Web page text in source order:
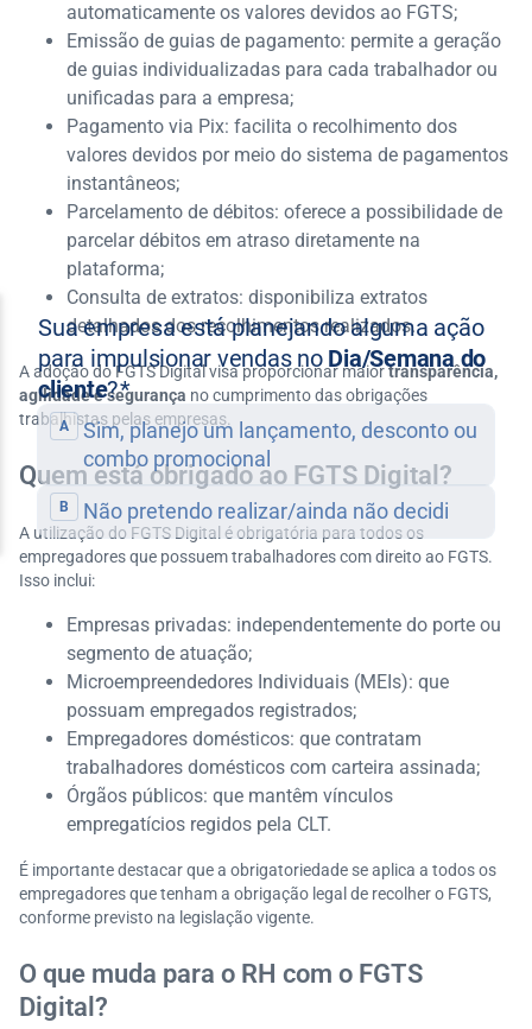
automaticamente os valores devidos ao FGTS;
Emissão de guias de pagamento: permite a geração
de guias individualizadas para cada trabalhador ou
unificadas para a empresa;
Pagamento via Pix: facilita o recolhimento dos
valores devidos por meio do sistema de pagamentos
instantâneos;
Parcelamento de débitos: oferece a possibilidade de
parcelar débitos em atraso diretamente na
plataforma;
Consulta de extratos: disponibiliza extratos
detalhados dos recolhimentos realizados.​
A adoção do FGTS Digital visa proporcionar maiortransparência,
agilidade e segurança no cumprimento das obrigações
trabalhistas pelas empresas.​
Quem está obrigado ao FGTS Digital?
A utilização do FGTS Digital é obrigatória para todos os
empregadores que possuem trabalhadores com direito ao FGTS.
Isso inclui:​
Empresas privadas: independentemente do porte ou
segmento de atuação;
Microempreendedores Individuais (MEIs): que
possuam empregados registrados;
Empregadores domésticos: que contratam
trabalhadores domésticos com carteira assinada;
Órgãos públicos: que mantêm vínculos
empregatícios regidos pela CLT.​
É importante destacar que a obrigatoriedade se aplica a todos os
empregadores que tenham a obrigação legal de recolher o FGTS,
conforme previsto na legislação vigente.
O que muda para o RH com o FGTS
Digital?